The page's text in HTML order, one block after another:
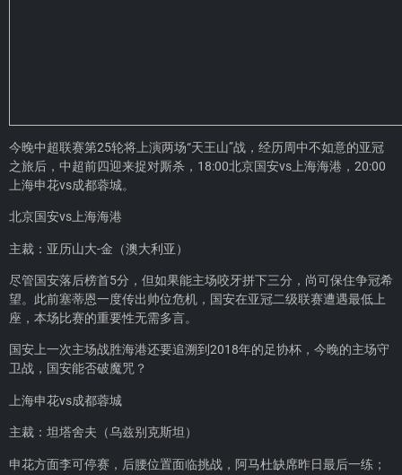
今晚中超联赛第25轮将上演两场“天王山”战，经历周中不如意的亚冠
之旅后，中超前四迎来捉对厮杀，18:00北京国安vs上海海港，20:00
上海申花vs成都蓉城。
北京国安vs上海海港
主裁：亚历山大-金（澳大利亚）
尽管国安落后榜首5分，但如果能主场咬牙拼下三分，尚可保住争冠希
望。此前塞蒂恩一度传出帅位危机，国安在亚冠二级联赛遭遇最低上
座，本场比赛的重要性无需多言。
国安上一次主场战胜海港还要追溯到2018年的足协杯，今晚的主场守
卫战，国安能否破魔咒？
上海申花vs成都蓉城
主裁：坦塔舍夫（乌兹别克斯坦）
申花方面李可停赛，后腰位置面临挑战，阿马杜缺席昨日最后一练；